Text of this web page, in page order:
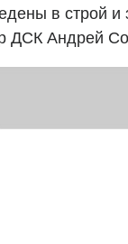
в строй и
ДСК Андрей